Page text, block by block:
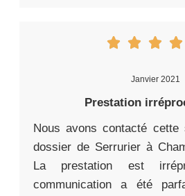
Janvier 2021
Prestation
Nous avons contacté cette
dossier de Serrurier à
La prestation est
communication a été